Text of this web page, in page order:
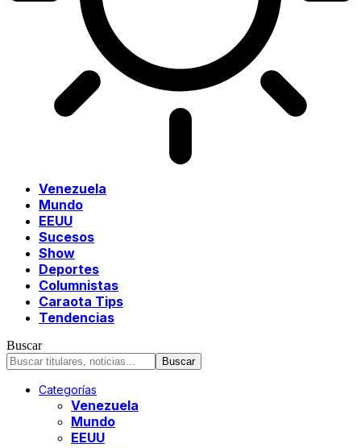
Venezuela
Mundo
EEUU
Sucesos
Show
Deportes
Columnistas
Caraota Tips
Tendencias
Buscar
Categorías
Venezuela
Mundo
EEUU